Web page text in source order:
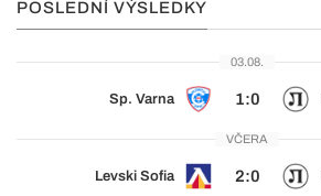
POSLEDNÍ VÝSLEDKY
03.08.
Sp. Varna 1:0
VČERA
Levski Sofia 2:0